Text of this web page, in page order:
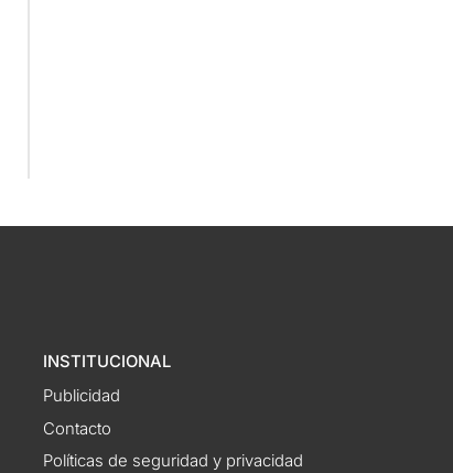
INSTITUCIONAL
Publicidad
Contacto
Políticas de seguridad y privacidad